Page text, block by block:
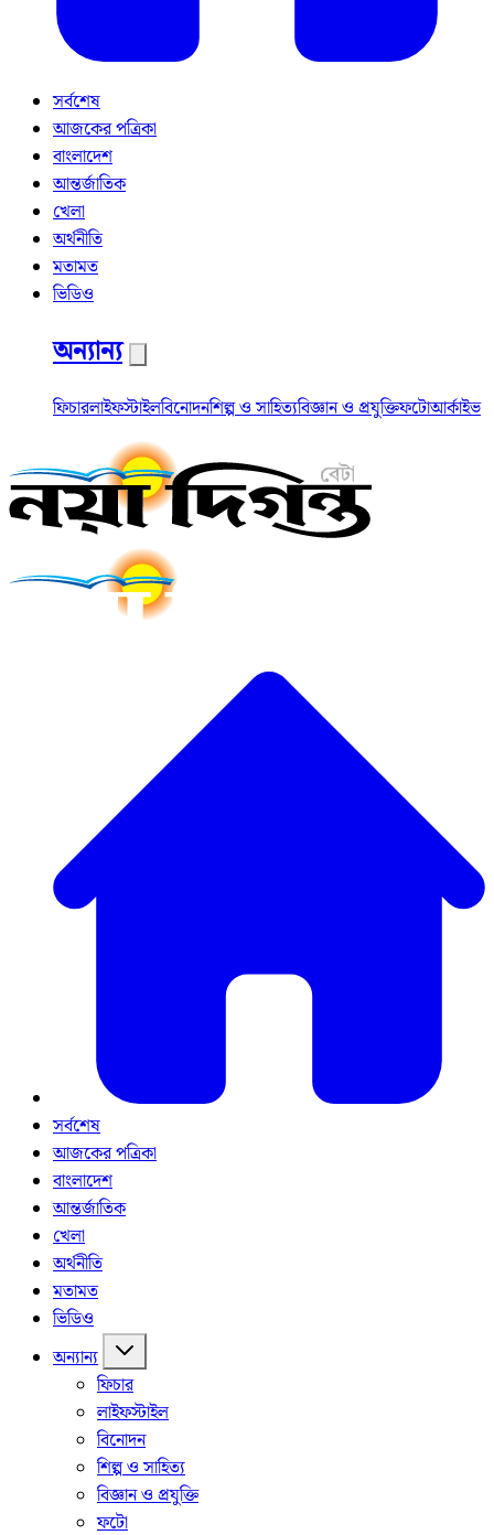
সর্বশেষ
আজকের পত্রিকা
বাংলাদেশ
আন্তর্জাতিক
খেলা
অর্থনীতি
মতামত
ভিডিও
অন্যান্য
ফিচারলাইফস্টাইলবিনোদনশিল্প ও সাহিত্যবিজ্ঞান ও প্রযুক্তিফটোআর্কাইভ
সর্বশেষ
আজকের পত্রিকা
বাংলাদেশ
আন্তর্জাতিক
খেলা
অর্থনীতি
মতামত
ভিডিও
অন্যান্য
ফিচার
লাইফস্টাইল
বিনোদন
শিল্প ও সাহিত্য
বিজ্ঞান ও প্রযুক্তি
ফটো